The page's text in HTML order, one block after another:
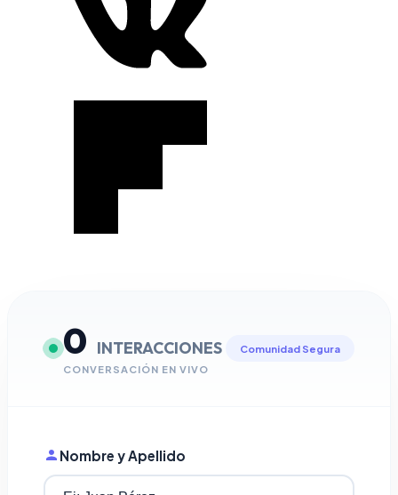
0 INTERACCIONES
CONVERSACIÓN EN VIVO
Comunidad Segura
Nombre y Apellido